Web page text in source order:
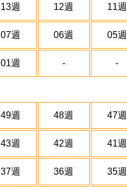
13週 12週 11週
07週 06週 05週
01週 - -
49週 48週 47週
43週 42週 41週
37週 36週 35週